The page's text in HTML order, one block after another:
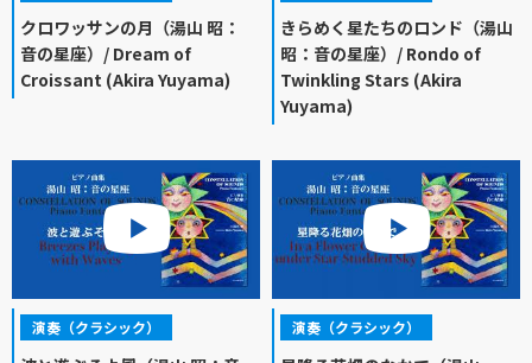
クロワッサンの月（湯山 昭：
音の星座）/ Dream of
Croissant (Akira Yuyama)
きらめく星たちのロンド（湯山
昭：音の星座）/ Rondo of
Twinkling Stars (Akira
Yuyama)
演奏（クラシック） 演奏（クラシック）